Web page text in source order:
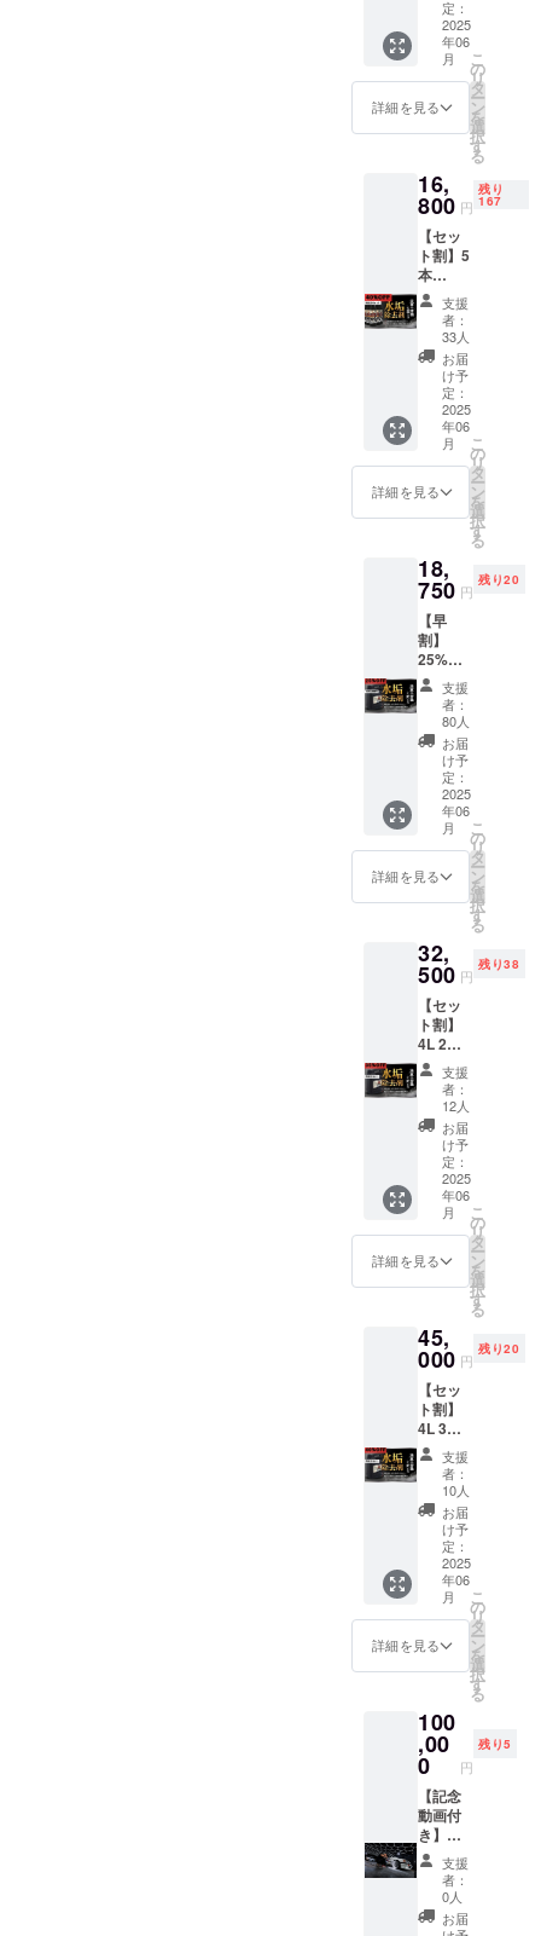
験下さ
い！ ご
提供内
容 ・
「徹底
洗車」1
台分
以上の
施工と
なりま
す。お
預かり
頂く必
要ござ
いま
す。代
車はお
出しす
る事も
可能で
す。事
前のご
予約が
必要と
なりま
す。 ・
除去
剤」1本
・オリ
ジナル
ステッ
カー 1
枚 ・愛
車施工
動画ご
提供
24セン
チ） ・
オリジ
ナルス
カー 1
枚（10
センチ×
ンチ）
・ブラ
シ 1本
・キラ
キラ限
定オリ
ジナル
ステッ
カー 1
枚（6セ
ンチ×6
セン
チ） ※
デザイ
更にな
る場合
ます。
「水垢
除去剤
300ml
」×3 定
価
16,800
0円（税
込）
定：
2025
年06
月
詳細を見る
こ
の
リ
タ
ー
ン
を
選
択
す
る
16,
800 円
残り
167
【セッ
ト割】5
本
40%OF
F（限定
200セッ
ト ） セ
ンス
アール
「水垢
除去剤
300ml
」×5 定
価
28,000
円（税
→16,80
0円（税
込）
支援
者：
33人
お届
け予
定：
2025
年06
月
詳細を見る
こ
の
リ
タ
ー
ン
を
選
択
す
る
18,
750 円
残り20
【早
割】
25%OF
F（限定
100名
様） セ
ンス
アール
「水垢
除去剤
4L」×1
定価
25,000
円（税
込）
→18,75
込）
支援
者：
80人
お届
け予
定：
2025
年06
月
詳細を見る
こ
の
リ
タ
ー
ン
を
選
択
す
る
32,
500 円
残り38
【セッ
ト割】
4L 2本
35%OF
F（限定
50セッ
ト） セ
ンス
アール
「水垢
除去剤
4L」×2
定価
50,000
円（税
込）
0円（税
込）
支援
者：
12人
お届
け予
定：
2025
年06
月
詳細を見る
こ
の
リ
タ
ー
ン
を
選
択
す
る
45,
000 円
残り20
【セッ
ト割】
4L 3本
40%OF
F（限定
30セッ
ト） セ
ンス
アール
「水垢
除去剤
4L」×3
定価
75,000
円（税
込）
0円（税
込）
支援
者：
10人
お届
け予
定：
2025
年06
月
詳細を見る
こ
の
リ
タ
ー
ン
を
選
択
す
る
100
,00
0 円
残り5
【記念
動画付
き】徹
底洗車
プラ
ン 支
援者様
のお車
支援
者：
0人
お届